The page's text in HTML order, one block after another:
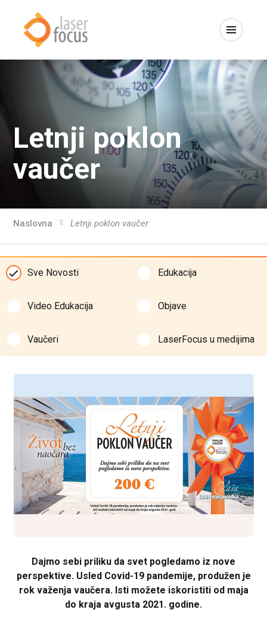
Letnji poklon
vaučer
Naslovna Letnji poklon vaučer
Sve Novosti Edukacija
Video Edukacija Objave
Vaučeri LaserFocus u medijima
Dajmo sebi priliku da svet pogledamo iz nove
perspektive. Usled Covid-19 pandemije, produžen je
rok važenja vaučera. Isti možete iskoristiti od maja
do kraja avgusta 2021. godine.